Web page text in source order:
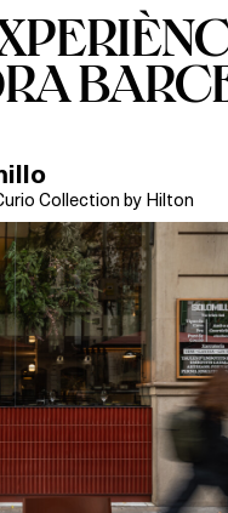
Collection by Hilton